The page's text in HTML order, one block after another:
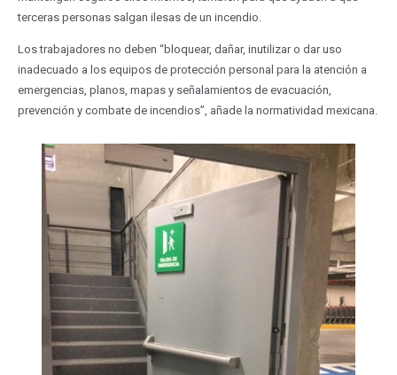
terceras personas salgan ilesas de un incendio.
Los trabajadores no deben “bloquear, dañar, inutilizar o dar uso
inadecuado a los equipos de protección personal para la atención a
emergencias, planos, mapas y señalamientos de evacuación,
prevención y combate de incendios”, añade la normatividad mexicana.